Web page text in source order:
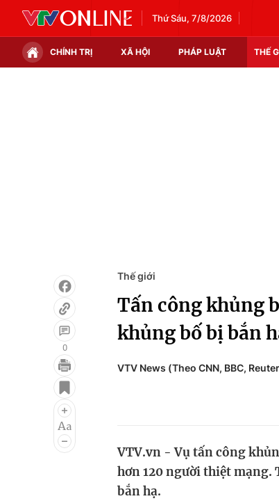
Thứ Sáu, 7/8/2026
CHÍNH TRỊ XÃ HỘI PHÁP LUẬT THẾ
Điện ảnh
Âm nhạc
Chất lượng
0
Thế giới
Tấn công khủng
khủng bố bị bắn
VTV News (Theo CNN, BBC,
VTV.vn - Vụ tấn công
hơn 120 người thiệt mạng.
bắn hạ.